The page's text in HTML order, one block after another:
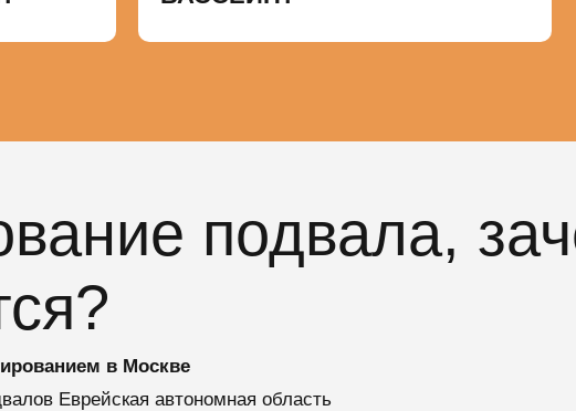
подвала,
в Москве
Еврейская автономная область